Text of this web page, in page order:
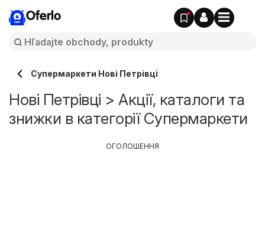
Oferlo
Супермаркети Нові Петрівці
Нові Петрівці > Акції, каталоги та
знижки в категорії Супермаркети
ОГОЛОШЕННЯ